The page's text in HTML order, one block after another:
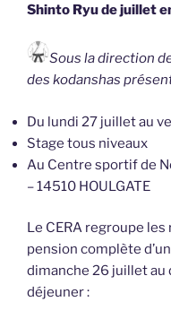
Shinto Ryu de juillet
Sous la direction
des kodanshas
Du lundi 27 juillet au
Stage tous niveaux
Au Centre sportif de
– 14510 HOULGATE
Le CERA regroupe
pension complète
dimanche 26 juillet au
déjeuner :